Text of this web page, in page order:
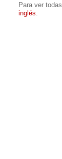
Para ver
inglés